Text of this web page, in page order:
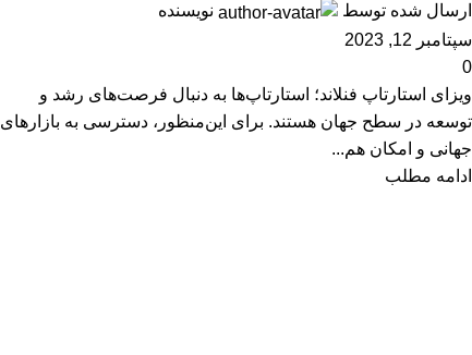
ارسال شده توسط
نویسنده
سپتامبر 12, 2023
0
ویزای استارتاپ فنلاند؛ استارتاپ‌ها به دنبال فرصت‌های رشد و
توسعه در سطح جهان هستند. برای این‌منظور، دسترسی به بازارهای
جهانی و امکان هم...
ادامه مطلب